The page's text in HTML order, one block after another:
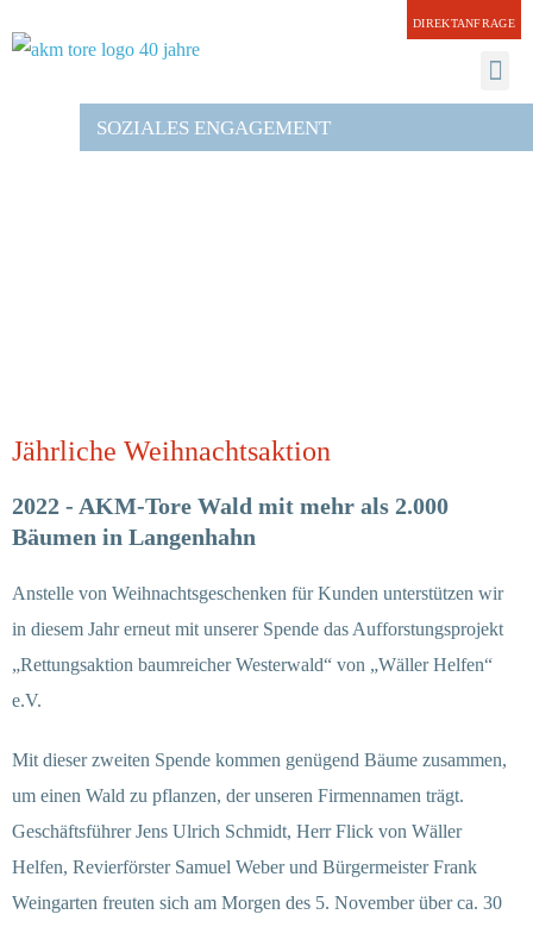
DIREKTANFRAGE
SOZIALES ENGAGEMENT
Jährliche Weihnachtsaktion
2022 - AKM-Tore Wald mit mehr als 2.000
Bäumen in Langenhahn
Anstelle von Weihnachtsgeschenken für Kunden unterstützen wir
in diesem Jahr erneut mit unserer Spende das Aufforstungsprojekt
„Rettungsaktion baumreicher Westerwald“ von „Wäller Helfen“
e.V.
Mit dieser zweiten Spende kommen genügend Bäume zusammen,
um einen Wald zu pflanzen, der unseren Firmennamen trägt.
Geschäftsführer Jens Ulrich Schmidt, Herr Flick von Wäller
Helfen, Revierförster Samuel Weber und Bürgermeister Frank
Weingarten freuten sich am Morgen des 5. November über ca. 30